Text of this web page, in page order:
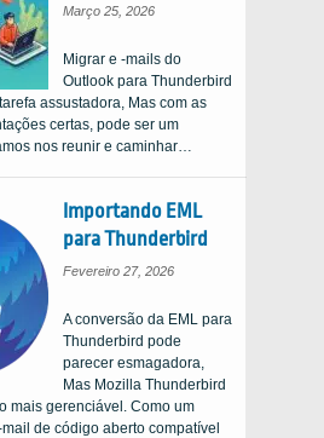
Março 25, 2026
Migrar e -mails do
Outlook para Thunderbird
assustadora, Mas com as
certas, pode ser um
nos reunir e caminhar…
Importando EML
para Thunderbird
Fevereiro 27, 2026
A conversão da EML para
Thunderbird pode
parecer esmagadora,
Mas Mozilla Thunderbird
mais gerenciável. Como um
de código aberto compatível